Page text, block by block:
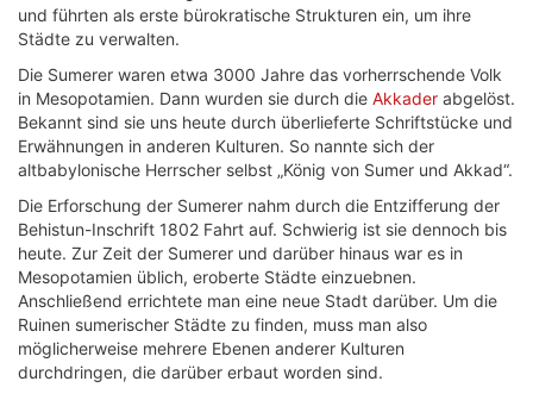
und führten als erste bürokratische Strukturen ein, um ihre
Städte zu verwalten.
Die Sumerer waren etwa 3000 Jahre das vorherrschende Volk
in Mesopotamien. Dann wurden sie durch die Akkader abgelöst.
Bekannt sind sie uns heute durch überlieferte Schriftstücke und
Erwähnungen in anderen Kulturen. So nannte sich der
altbabylonische Herrscher selbst „König von Sumer und Akkad“.
Die Erforschung der Sumerer nahm durch die Entzifferung der
Behistun-Inschrift 1802 Fahrt auf. Schwierig ist sie dennoch bis
heute. Zur Zeit der Sumerer und darüber hinaus war es in
Mesopotamien üblich, eroberte Städte einzuebnen.
Anschließend errichtete man eine neue Stadt darüber. Um die
Ruinen sumerischer Städte zu finden, muss man also
möglicherweise mehrere Ebenen anderer Kulturen
durchdringen, die darüber erbaut worden sind.